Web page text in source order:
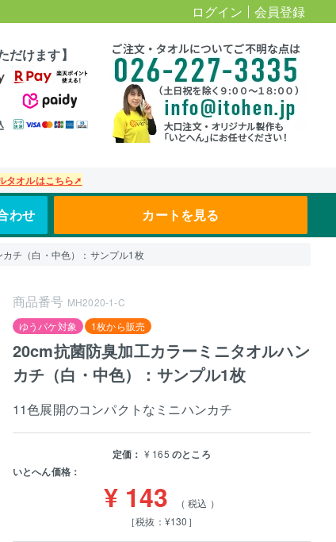
ログイン 会員登録
だけます】
タオルはこちら➚
わせ カートを見る
チ（白・中色）：サンプル1枚
商品番号 MH2020-1-C
ゆうパケ対象
1枚から販売
20cm抗菌防臭加工カラーミニタオルハン
カチ（白・中色）：サンプル1枚
11色展開のコンパクトなミニハンカチ
定価： ¥ 165 のところ
いとへん価格：
¥ 143
税込
［税抜：¥130］